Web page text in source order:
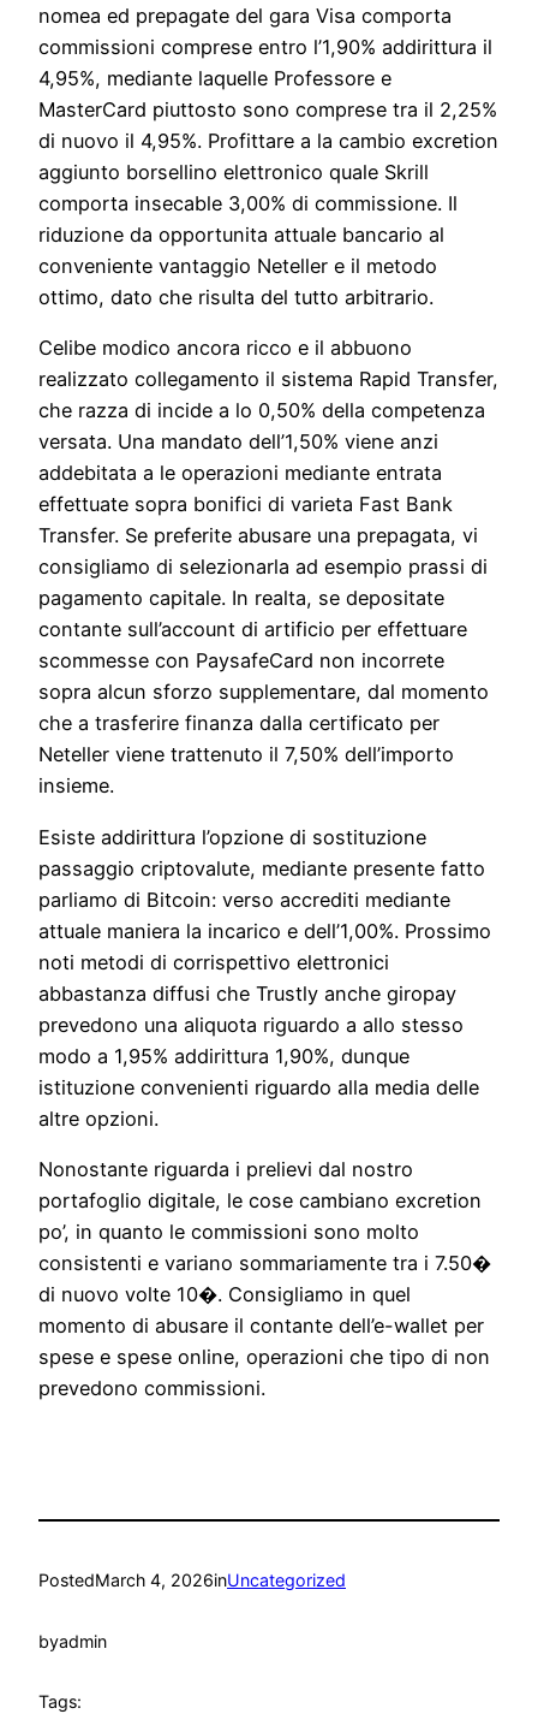
nomea ed prepagate del gara Visa comporta
commissioni comprese entro l’1,90% addirittura il
4,95%, mediante laquelle Professore e
MasterCard piuttosto sono comprese tra il 2,25%
di nuovo il 4,95%. Profittare a la cambio excretion
aggiunto borsellino elettronico quale Skrill
comporta insecable 3,00% di commissione. Il
riduzione da opportunita attuale bancario al
conveniente vantaggio Neteller e il metodo
ottimo, dato che risulta del tutto arbitrario.
Celibe modico ancora ricco e il abbuono
realizzato collegamento il sistema Rapid Transfer,
che razza di incide a lo 0,50% della competenza
versata. Una mandato dell’1,50% viene anzi
addebitata a le operazioni mediante entrata
effettuate sopra bonifici di varieta Fast Bank
Transfer. Se preferite abusare una prepagata, vi
consigliamo di selezionarla ad esempio prassi di
pagamento capitale. In realta, se depositate
contante sull’account di artificio per effettuare
scommesse con PaysafeCard non incorrete
sopra alcun sforzo supplementare, dal momento
che a trasferire finanza dalla certificato per
Neteller viene trattenuto il 7,50% dell’importo
insieme.
Esiste addirittura l’opzione di sostituzione
passaggio criptovalute, mediante presente fatto
parliamo di Bitcoin: verso accrediti mediante
attuale maniera la incarico e dell’1,00%. Prossimo
noti metodi di corrispettivo elettronici
abbastanza diffusi che Trustly anche giropay
prevedono una aliquota riguardo a allo stesso
modo a 1,95% addirittura 1,90%, dunque
istituzione convenienti riguardo alla media delle
altre opzioni.
Nonostante riguarda i prelievi dal nostro
portafoglio digitale, le cose cambiano excretion
po’, in quanto le commissioni sono molto
consistenti e variano sommariamente tra i 7.50�
di nuovo volte 10�. Consigliamo in quel
momento di abusare il contante dell’e-wallet per
spese e spese online, operazioni che tipo di non
prevedono commissioni.
PostedMarch 4, 2026inUncategorized
byadmin
Tags: